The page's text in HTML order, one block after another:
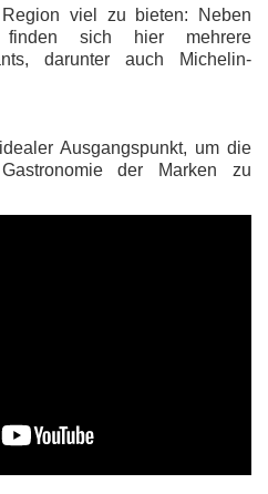
viel zu bieten: Neben
finden sich hier mehrere
darunter auch Michelin-
Ausgangspunkt, um die
der Marken zu